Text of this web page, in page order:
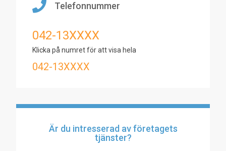
Telefonnummer
042-13XXXX
Klicka på numret för att visa hela
042-13XXXX
Är du intresserad av företagets
tjänster?